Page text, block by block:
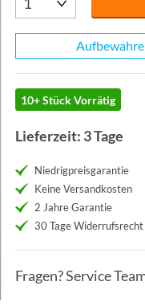
10+ Stück Vorrätig
Lieferzeit: 3 Tage
Niedrigpreisgarantie
Keine Versandkosten
2 Jahre Garantie
30 Tage Widerrufsrecht
Fragen? Service